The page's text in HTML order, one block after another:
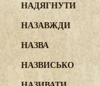
НАДЯГНУТИ
НАЗАВЖДИ
НАЗВА
НАЗВИСЬКО